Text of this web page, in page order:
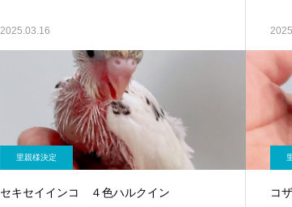
2025.03.16
里親様決定
セキセイインコ ４色ハルクイン コ